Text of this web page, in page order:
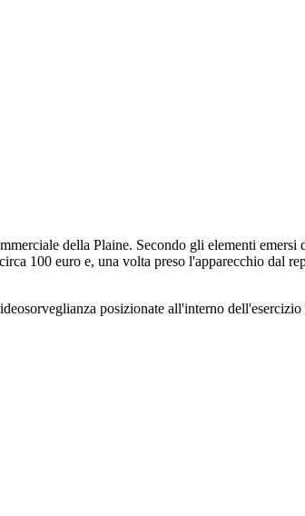
della Plaine. Secondo gli elementi emersi
100 euro e, una volta preso l'apparecchio dal
posizionate all'interno dell'esercizio